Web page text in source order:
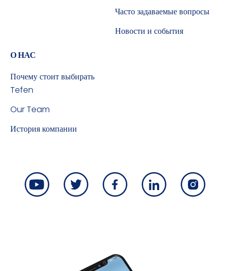
Часто задаваемые вопросы
Новости и события
О НАС
Почему стоит выбирать
Tefen
Our Team
История компании